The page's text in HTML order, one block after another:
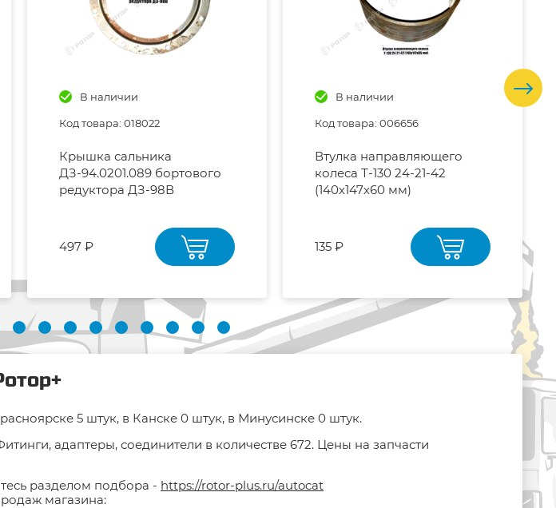
В наличии
Код товара: 018022
Крышка сальника
ДЗ-94.0201.089 бортового
редуктора ДЗ-98В
497 ₽
В наличии
Код товара: 006656
Втулка направляющего
колеса Т-130 24-21-42
(140х147х60 мм)
135 ₽
5 штук, в Канске 0 штук, в Минусинске 0 штук.
адаптеры, соединители в количестве 672. Цены на запчасти
разделом подбора - https://rotor-plus.ru/autocat
магазина: